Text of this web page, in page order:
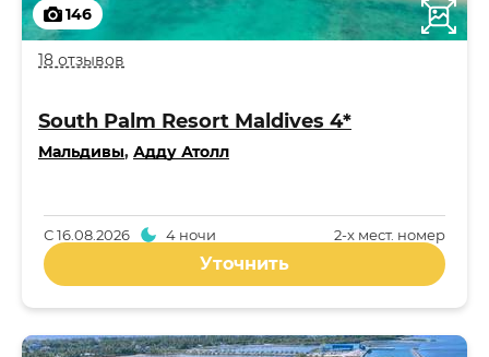
146
18 отзывов
South Palm Resort Maldives 4*
Мальдивы, Адду Атолл
2-x мест. номер
С16.08.2026 4 ночи
Уточнить